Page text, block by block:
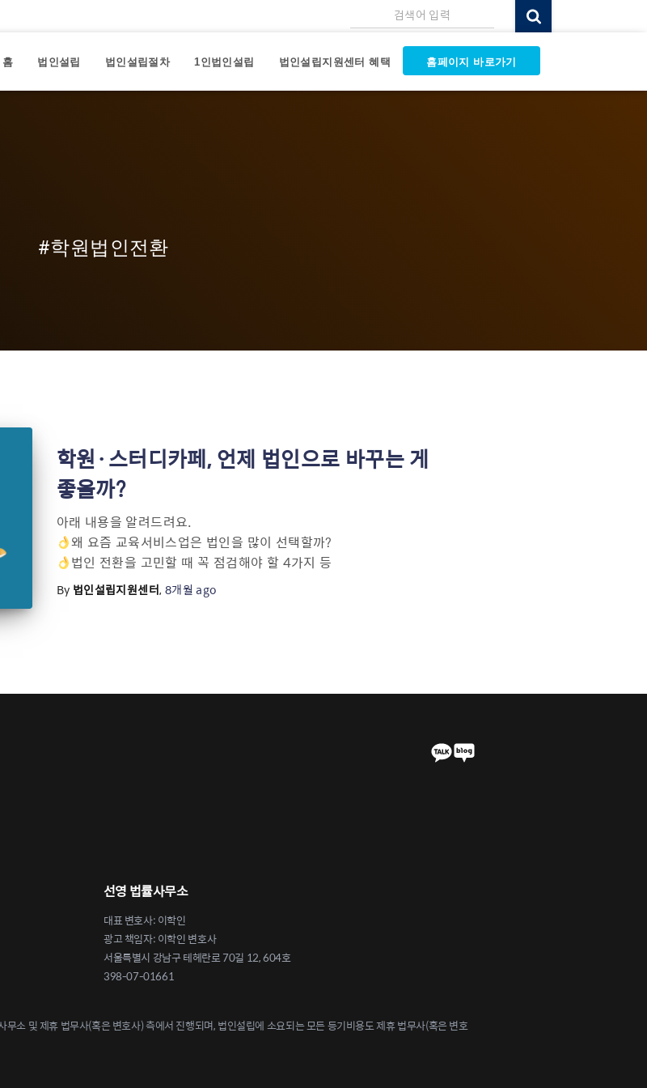
검색어 입력
홈 법인설립 법인설립절차 1인법인설립 법인설립지원센터 혜택 홈페이지 바로가기
#학원법인전환
학원·스터디카페, 언제 법인으로 바꾸는 게
좋을까?
아래 내용을 알려드려요.
왜 요즘 교육서비스업은 법인을 많이 선택할까?
법인 전환을 고민할 때 꼭 점검해야 할 4가지 등
By 법인설립지원센터, 8개월 ago
선영 법률사무소
대표 변호사: 이학인
광고 책임자: 이학인 변호사
서울특별시 강남구 테헤란로 70길 12, 604호
398-07-01661
소 및 제휴 법무사(혹은 변호사) 측에서 진행되며, 법인설립에 소요되는 모든 등기비용도 제휴 법무사(혹은 변호